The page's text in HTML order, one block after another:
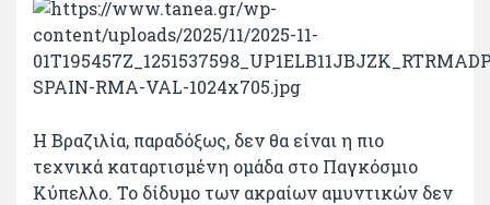
Η Βραζιλία, παραδόξως, δεν θα είναι η πιο
τεχνικά καταρτισμένη ομάδα στο Παγκόσμιο
Κύπελλο. Το δίδυμο των ακραίων αμυντικών δεν